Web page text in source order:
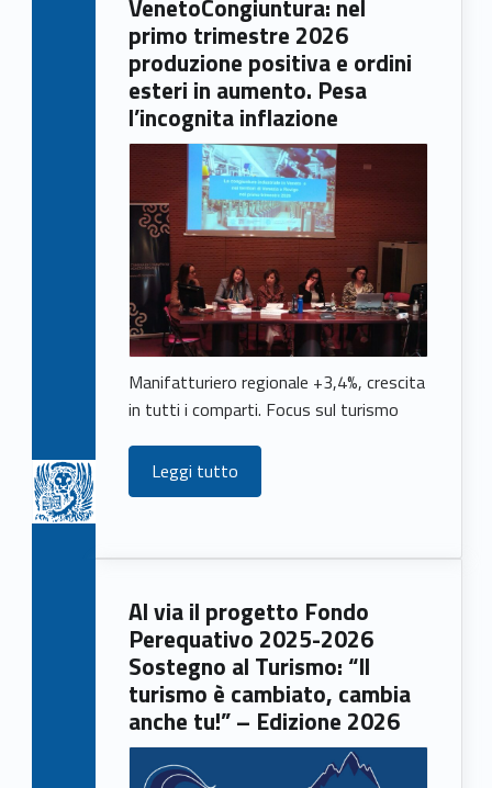
7
)
VenetoCongiuntura: nel
primo trimestre 2026
produzione positiva e ordini
esteri in aumento. Pesa
l’incognita inflazione
Manifatturiero regionale +3,4%, crescita
in tutti i comparti. Focus sul turismo
Leggi tutto
Al via il progetto Fondo
Perequativo 2025-2026
Sostegno al Turismo: “Il
turismo è cambiato, cambia
anche tu!” – Edizione 2026